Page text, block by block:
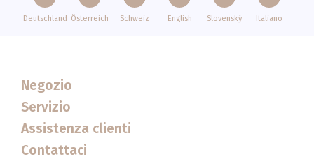
Deutschland Österreich Schweiz English Slovenský Italiano
Negozio
Servizio
Assistenza clienti
Contattaci